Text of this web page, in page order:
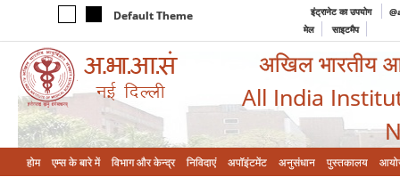
Default Theme इंट्रानेट का उपयोग
मेल
साइटमैप
अखिल भारतीय
All India
होम एम्‍स के बारे में विभाग और केन्‍द्र निविदाएं अपॉइंटमेंट अनुसंधान पुस्तकालय